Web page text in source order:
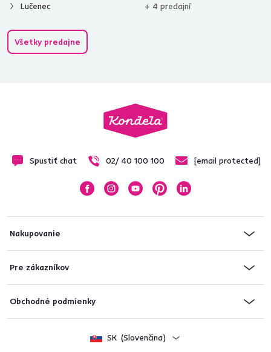
Lučenec
+ 4 predajní
Všetky predajne
Spustiť chat 02/ 40 100 100 [email protected]
Nakupovanie
Pre zákazníkov
Obchodné podmienky
SK (Slovenčina)